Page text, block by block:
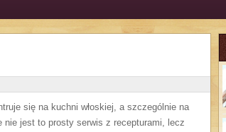
się na kuchni włoskiej, a szczególnie na
nie jest to prosty serwis z recepturami, lecz